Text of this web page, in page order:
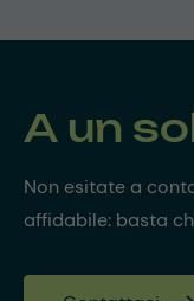
A un
Non esitate a
affidabile: basta